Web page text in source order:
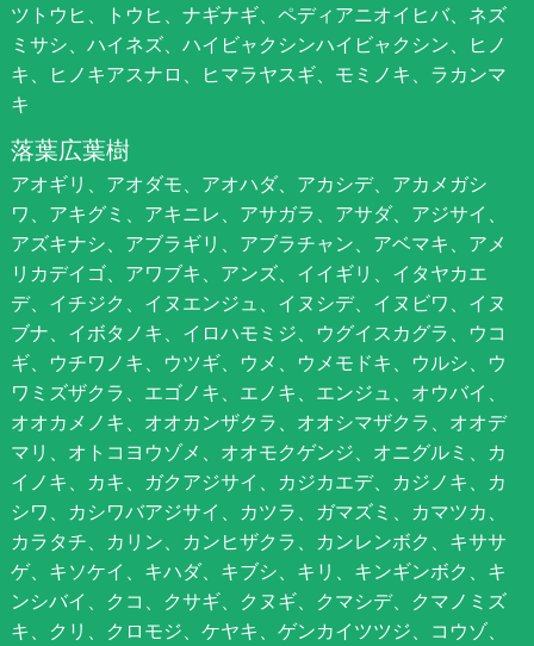
ツトウヒ、トウヒ、ナギナギ、ペディアニオイヒバ、ネズ
ミサシ、ハイネズ、ハイビャクシンハイビャクシン、ヒノ
キ、ヒノキアスナロ、ヒマラヤスギ、モミノキ、ラカンマ
キ
落葉広葉樹
アオギリ、アオダモ、アオハダ、アカシデ、アカメガシ
ワ、アキグミ、アキニレ、アサガラ、アサダ、アジサイ、
アズキナシ、アブラギリ、アブラチャン、アベマキ、アメ
リカデイゴ、アワブキ、アンズ、イイギリ、イタヤカエ
デ、イチジク、イヌエンジュ、イヌシデ、イヌビワ、イヌ
ブナ、イボタノキ、イロハモミジ、ウグイスカグラ、ウコ
ギ、ウチワノキ、ウツギ、ウメ、ウメモドキ、ウルシ、ウ
ワミズザクラ、エゴノキ、エノキ、エンジュ、オウバイ、
オオカメノキ、オオカンザクラ、オオシマザクラ、オオデ
マリ、オトコヨウゾメ、オオモクゲンジ、オニグルミ、カ
イノキ、カキ、ガクアジサイ、カジカエデ、カジノキ、カ
シワ、カシワバアジサイ、カツラ、ガマズミ、カマツカ、
カラタチ、カリン、カンヒザクラ、カンレンボク、キササ
ゲ、キソケイ、キハダ、キブシ、キリ、キンギンボク、キ
ンシバイ、クコ、クサギ、クヌギ、クマシデ、クマノミズ
キ、クリ、クロモジ、ケヤキ、ゲンカイツツジ、コウゾ、